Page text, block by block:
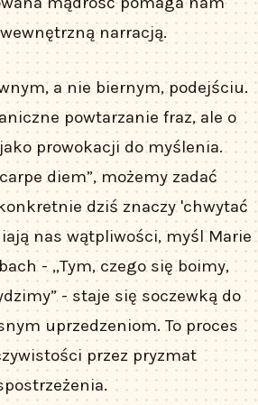
narracją.
a nie biernym, podejściu.
powtarzanie fraz, ale o
prowokacji do myślenia.
diem”, możemy zadać
dziś znaczy 'chwytać
nas wątpliwości, myśl Marie
- „Tym, czego się boimy,
- staje się soczewką do
uprzedzeniom. To proces
przez pryzmat